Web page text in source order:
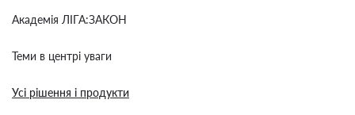
Академія ЛІГА:ЗАКОН
Теми в центрі уваги
Усі рішення і продукти